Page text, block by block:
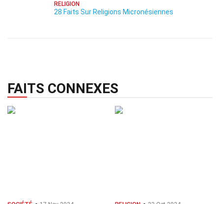
RELIGION
28 Faits Sur Religions Micronésiennes
FAITS CONNEXES